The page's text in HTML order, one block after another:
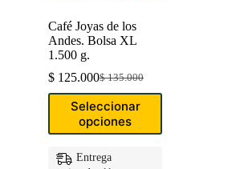
Café Joyas de los
Andes. Bolsa XL
1.500 g.
$135.000
Original
price
was:
$ 135.000.
$ 125.000Current
price
is:
$ 125.000.
Seleccionar
opciones
Este
producto
variantes.Entrega